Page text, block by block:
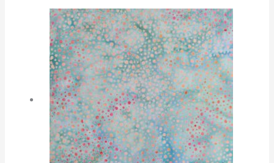
vare
har
flere
varianter.
Mulighederne
kan
vælges
på
varesiden